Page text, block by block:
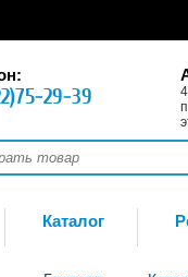
29-39
Каталог